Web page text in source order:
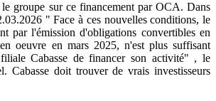
groupe sur ce financement par OCA. Dans
" Face à ces nouvelles conditions, le
par l'émission d'obligations convertibles en
oeuvre en mars 2025, n'est plus suffisant
Cabasse de financer son activité" , le
Cabasse doit trouver de vrais investisseurs